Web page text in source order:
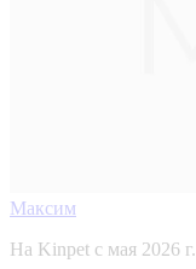
Максим
На Kinpet c мая 2026 г.